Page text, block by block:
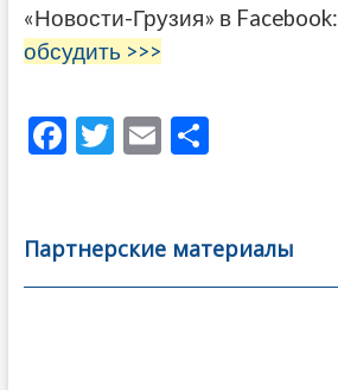
«Новости-Грузия» в Facebook:
обсудить >>>
F
b
o
T
er
E
l
О
а
в
Партнерские материалы